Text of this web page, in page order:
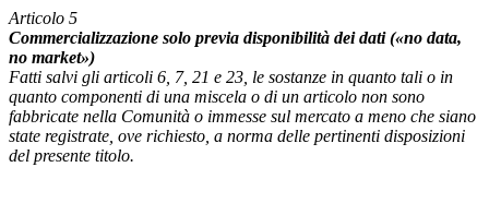
Articolo 5
Commercializzazione solo previa disponibilità dei dati («no data,
no market»)
Fatti salvi gli articoli 6, 7, 21 e 23, le sostanze in quanto tali o in
quanto componenti di una miscela o di un articolo non sono
fabbricate nella Comunità o immesse sul mercato a meno che siano
state registrate, ove richiesto, a norma delle pertinenti disposizioni
del presente titolo.